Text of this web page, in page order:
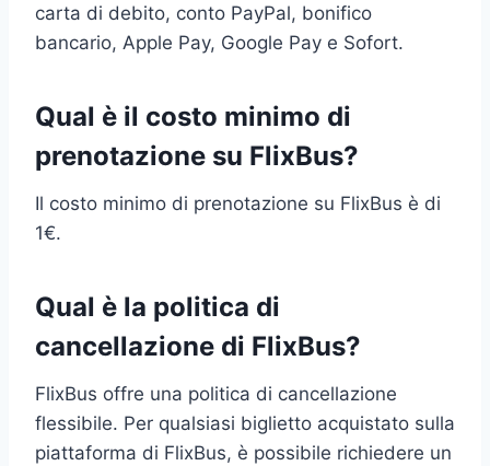
carta di debito, conto PayPal, bonifico
bancario, Apple Pay, Google Pay e Sofort.
Qual è il costo minimo di
prenotazione su FlixBus?
Il costo minimo di prenotazione su FlixBus è di
1€.
Qual è la politica di
cancellazione di FlixBus?
FlixBus offre una politica di cancellazione
flessibile. Per qualsiasi biglietto acquistato sulla
piattaforma di FlixBus, è possibile richiedere un